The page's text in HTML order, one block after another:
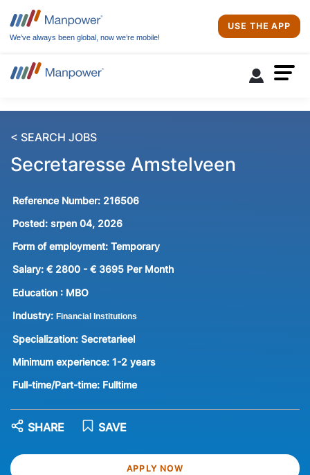
We’ve always been global, now we’re mobile!
USE THE APP
< SEARCH JOBS
Secretaresse Amstelveen
Reference Number: 216506
Posted: srpen 04, 2026
Form of employment: Temporary
Salary: € 2800 - € 3695 Per Month
Education : MBO
Industry: Financial Institutions
Specialization: Secretarieel
Minimum experience: 1-2 years
Full-time/Part-time: Fulltime
APPLY NOW
SAVE
SHARE